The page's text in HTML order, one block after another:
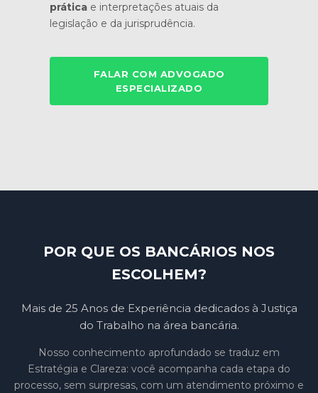
prática e interpretações atuais da
legislação e da jurisprudência.
FALAR COM ADVOGADO
ESPECIALIZADO
POR QUE OS BANCÁRIOS NOS
ESCOLHEM?
Mais de 25 Anos de Experiência dedicados à Justiça
do Trabalho na área bancária.
Nosso conhecimento aprofundado se traduz em
Estratégia e Clareza: você acompanha cada etapa do
processo, sem surpresas, com um atendimento próximo e